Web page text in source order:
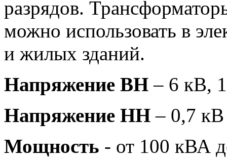
разрядов.
можно использовать в
и жилых зданий.
Напряжение ВН – 6 кВ,
Напряжение НН – 0,7 кВ
Мощность - от 100 кВА